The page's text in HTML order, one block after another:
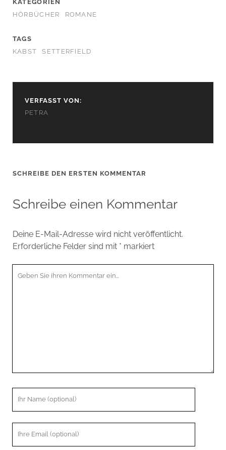
KATEGORIEN
HÖRBÜCHER
ROMANE
TAGS
KABST
SETTERFIELD
VERFASST VON:
PETRA
SCHREIBE DEN ERSTEN KOMMENTAR
Schreibe einen Kommentar
Deine E-Mail-Adresse wird nicht veröffentlicht.
Erforderliche Felder sind mit * markiert